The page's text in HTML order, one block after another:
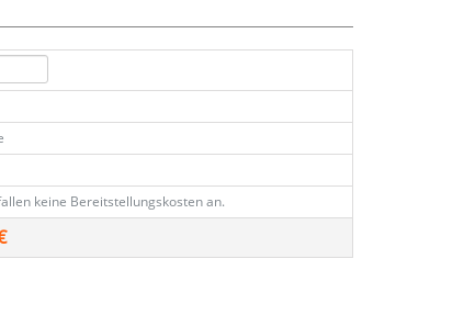
keine Bereitstellungskosten an.